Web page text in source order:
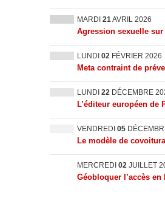
MARDI 21AVRIL 2026
Agression sexuelle
LUNDI 02 FÉVRIER 2026
Meta contraint de
LUNDI 22 DÉCEMBRE
L’éditeur européen
VENDREDI 05
Le modèle de
MERCREDI 02 JUILLET
Géobloquer l’accès